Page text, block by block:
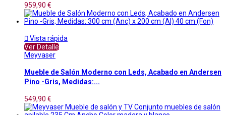
959,90 €
 Vista rápida
Ver Detalle
Meyvaser
Mueble de Salón Moderno con Leds, Acabado en Andersen
Pino -Gris, Medidas:...
549,90 €